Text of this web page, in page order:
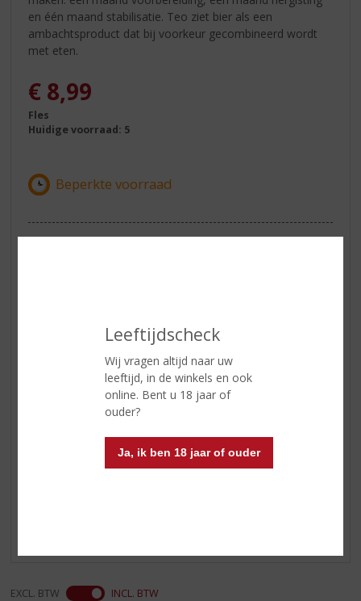
Leeftijdscheck
Wij vragen altijd naar uw
leeftijd, in de winkels en ook
online. Bent u 18 jaar of
ouder?
Ja, ik ben 18 jaar of ouder
en één maand stabilisatie. Teo ziet bier als een
ambachtsproduct dat bij voorkeur gecombineerd wordt
met eten.
€ 8,99
Fles
Huidige voorraad: 5
5% vol
Aperitief, wit vlees, vegetarische
gerechten, vis, zachte kazen zoals
Reviews
EXCL. BTW INCL. BTW